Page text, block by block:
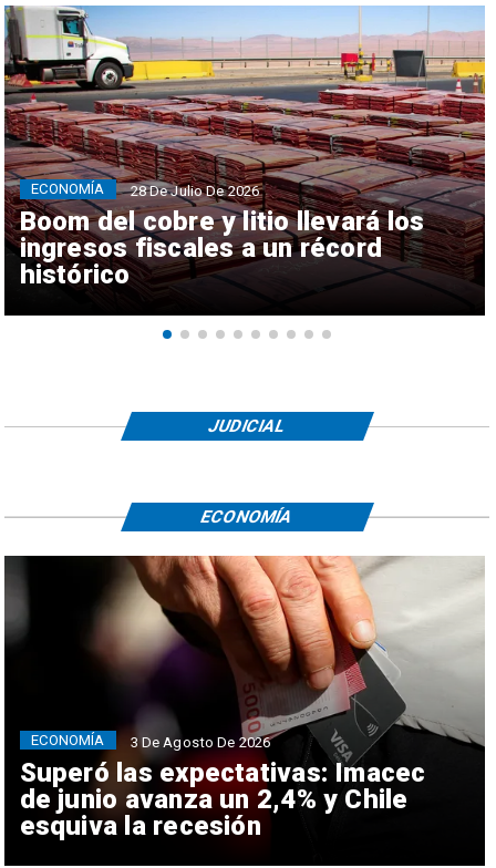
Boom del cobre y litio llevará los
ingresos fiscales a un récord
histórico
ECONOMÍA 28 De Julio De 2026
JUDICIAL
Superó las expectativas: Imacec
de junio avanza un 2,4% y Chile
esquiva la recesión
ECONOMÍA 3 De Agosto De 2026
ECONOMÍA